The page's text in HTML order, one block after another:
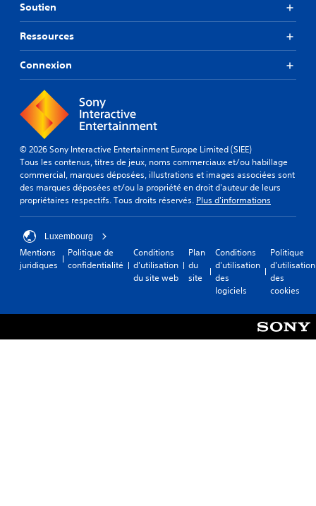
Soutien
Ressources
Connexion
© 2026 Sony Interactive Entertainment Europe Limited (SIEE)
Tous les contenus, titres de jeux, noms commerciaux et/ou habillage
commercial, marques déposées, illustrations et images associées sont
des marques déposées et/ou la propriété en droit d'auteur de leurs
propriétaires respectifs. Tous droits réservés. Plus d'informations
Luxembourg
Mentions
juridiques
Politique de
confidentialité
Conditions
d'utilisation
du site web
Plan
du
site
Conditions
d'utilisation
des
logiciels
Politique
d'utilisation
des
cookies